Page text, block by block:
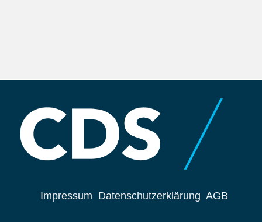
Impressum Datenschutzerklärung AGB